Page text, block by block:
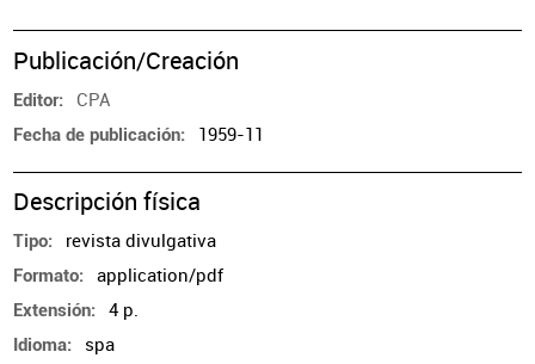
Publicación/Creación
Editor CPA
Fecha de publicación 1959-11
Descripción física
Tipo revista divulgativa
Formato application/pdf
Extensión 4 p.
Idioma spa